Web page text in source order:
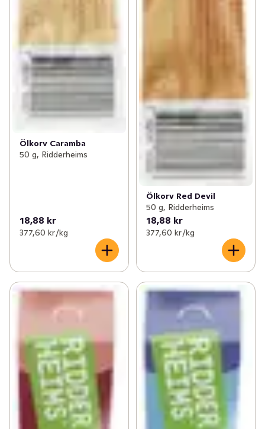
Ölkorv Caramba
50 g, Ridderheims
18,88 kr
377,60 kr /kg
Ölkorv Red Devil
50 g, Ridderheims
18,88 kr
377,60 kr /kg